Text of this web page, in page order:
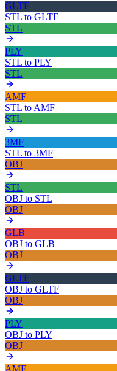
GLTF
STL to GLTF
STL
PLY
STL to PLY
STL
AMF
STL to AMF
STL
3MF
STL to 3MF
OBJ
STL
OBJ to STL
OBJ
GLB
OBJ to GLB
OBJ
GLTF
OBJ to GLTF
OBJ
PLY
OBJ to PLY
OBJ
AMF